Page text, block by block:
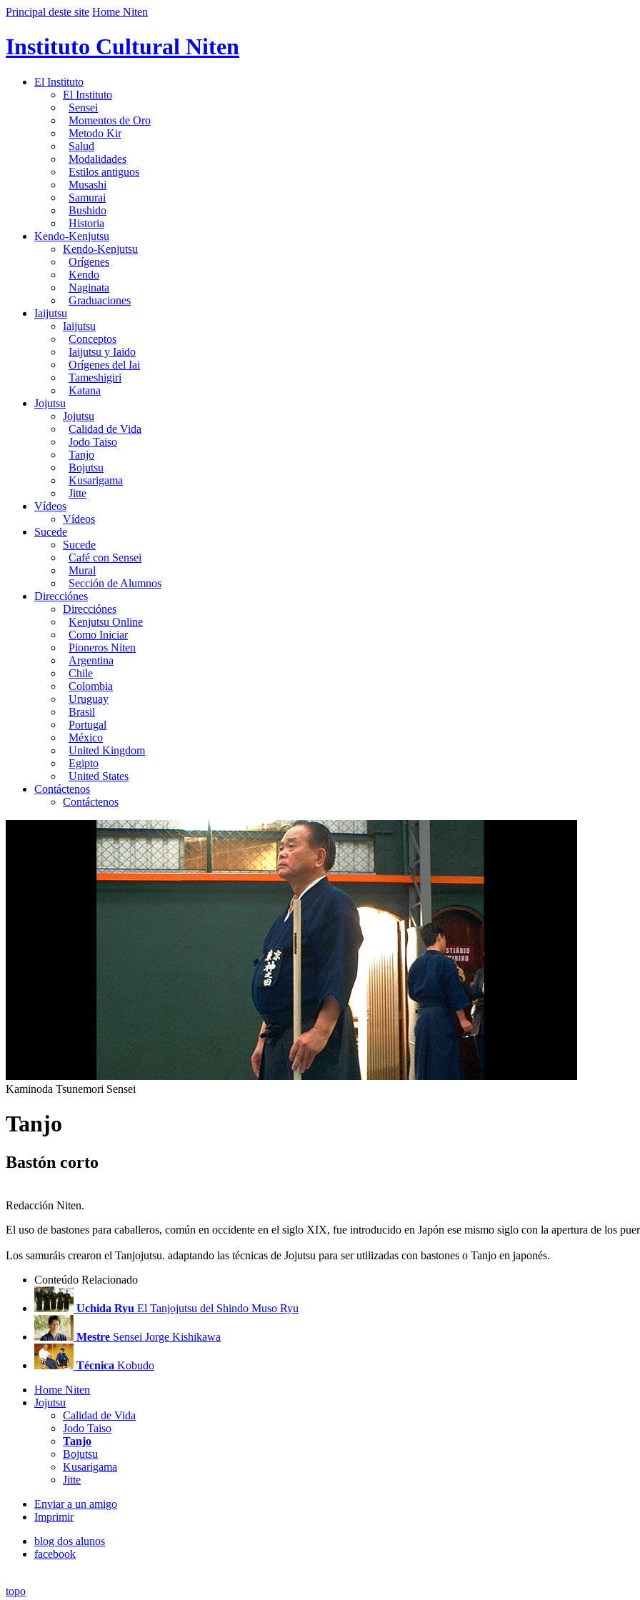
Principal deste site Home Niten
Instituto Cultural Niten
El Instituto
El Instituto
Sensei
Momentos de Oro
Metodo Kir
Salud
Modalidades
Estilos antiguos
Musashi
Samurai
Bushido
Historia
Kendo-Kenjutsu
Kendo-Kenjutsu
Orígenes
Kendo
Naginata
Graduaciones
Iaijutsu
Iaijutsu
Conceptos
Iaijutsu y Iaido
Orígenes del Iai
Tameshigiri
Katana
Jojutsu
Jojutsu
Calidad de Vida
Jodo Taiso
Tanjo
Bojutsu
Kusarigama
Jitte
Vídeos
Vídeos
Sucede
Sucede
Café con Sensei
Mural
Sección de Alumnos
Direcciónes
Direcciónes
Kenjutsu Online
Como Iniciar
Pioneros Niten
Argentina
Chile
Colombia
Uruguay
Brasil
Portugal
México
United Kingdom
Egipto
United States
Contáctenos
Contáctenos
Kaminoda Tsunemori Sensei
Tanjo
Bastón corto
Redacción Niten.
El uso de bastones para caballeros, común en occidente en el siglo XIX, fue introducido en Japón ese mismo siglo con la apertura de los
Los samuráis crearon el Tanjojutsu. adaptando las técnicas de Jojutsu para ser utilizadas con bastones o Tanjo en japonés.
Conteúdo Relacionado
Uchida Ryu El Tanjojutsu del Shindo Muso Ryu
Mestre Sensei Jorge Kishikawa
Técnica Kobudo
Home Niten
Jojutsu
Calidad de Vida
Jodo Taiso
Tanjo
Bojutsu
Kusarigama
Jitte
Enviar a un amigo
Imprimir
blog dos alunos
facebook
topo